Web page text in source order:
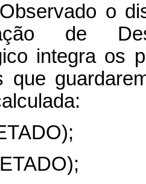
o
de
integra os
que